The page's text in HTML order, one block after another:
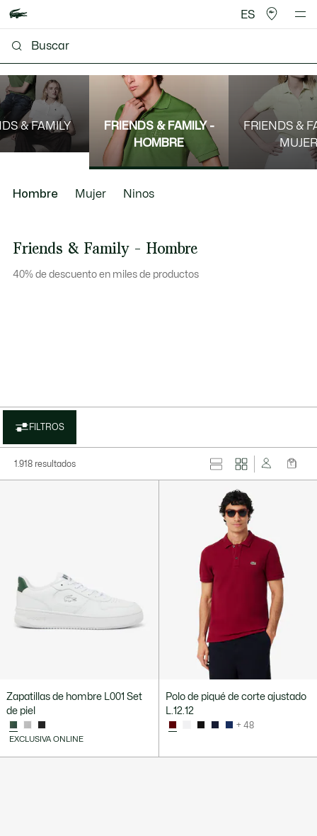
ES
& FAMILY
FRIENDS & FAMILY -
HOMBRE
FRIENDS &
MUJER
Hombre Mujer Ninos
Friends & Family - Hombre
40% de descuento en miles de productos
FILTROS
1.918 resultados
Zapatillas de hombre L001 Set
de piel
EXCLUSIVA ONLINE
Polo de piqué de corte ajustado
L.12.12
+ 48